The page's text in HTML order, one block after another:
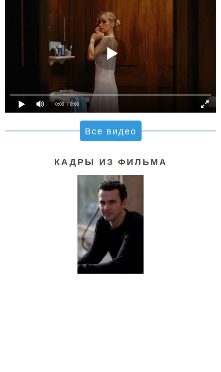
0:00 / 0:00
Все видео
КАДРЫ ИЗ ФИЛЬМА